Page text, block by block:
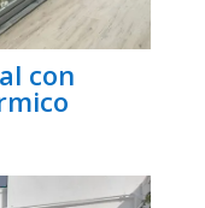
con